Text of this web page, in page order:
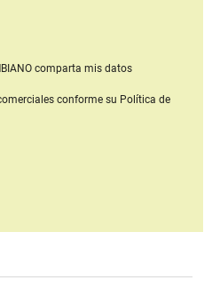
comparta mis datos
conforme su Política de